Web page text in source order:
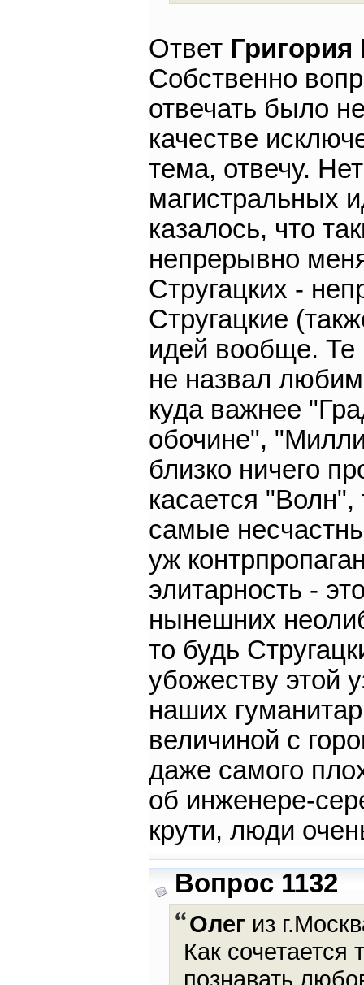
Ответ
Собственно
отвечать было
качестве
тема, отвечу.
магистральных
казалось, что
непрерывно
Стругацких -
Стругацкие
идей вообще. Те
не назвал
куда важнее
обочине",
близко ничего
касается
самые
уж
элитарность -
нынешних
то будь
убожеству этой
наших
величиной с
даже самого
об инженере-
крути, люди
Вопрос 1132
Олегиз
Как сочетается
познавать